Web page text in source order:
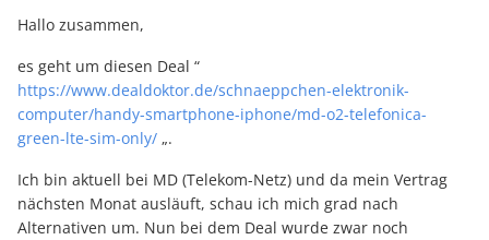
Hallo zusammen,
es geht um diesen Deal “
https://www.dealdoktor.de/schnaeppchen-elektronik-
computer/handy-smartphone-iphone/md-o2-telefonica-
green-lte-sim-only/ „.
Ich bin aktuell bei MD (Telekom-Netz) und da mein Vertrag
nächsten Monat ausläuft, schau ich mich grad nach
Alternativen um. Nun bei dem Deal wurde zwar noch